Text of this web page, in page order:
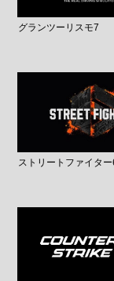
グランツーリスモ7
ストリートファイター